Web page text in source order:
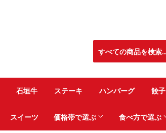
石垣牛 ステーキ ハンバーグ 餃子
スイーツ 価格帯で選ぶ 食べ方で選ぶ